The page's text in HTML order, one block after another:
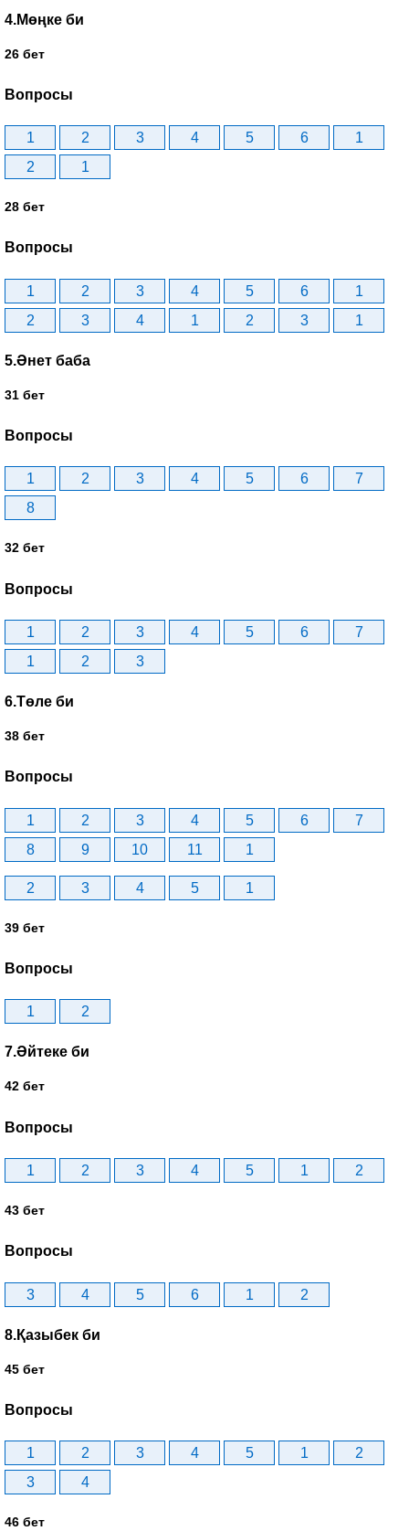
4.Мөңке би
26 бет
Вопросы
1 2 3 4 5 6
1
2
1
28 бет
Вопросы
1 2 3 4 5 6
1
2
3 4 1 2 3 1
5.Әнет баба
31 бет
Вопросы
1 2 3 4 5 6
7
8
32 бет
Вопросы
1 2 3 4 5 6
7
1
2 3
6.Төле би
38 бет
Вопросы
1 2 3 4 5 6
7
8
9 10 11 1
2 3 4 5 1
39 бет
Вопросы
1 2
7.Әйтеке би
42 бет
Вопросы
1 2 3 4 5 1 2
43 бет
Вопросы
3 4 5 6 1 2
8.Қазыбек би
45 бет
Вопросы
1 2 3 4 5 1
2
3
4
46 бет